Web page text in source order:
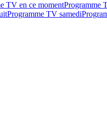
TV en ce momentProgramme
Programme TV samedi